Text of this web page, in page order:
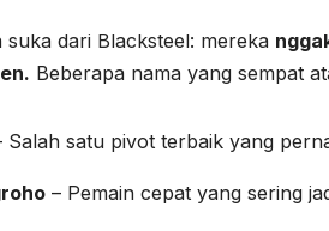
suka dari Blacksteel: mereka
Beberapa nama yang sempat
Salah satu pivot terbaik yang
– Pemain cepat yang sering